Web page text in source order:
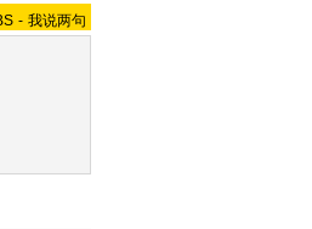
- 我说两句